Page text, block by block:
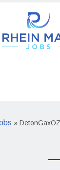
»